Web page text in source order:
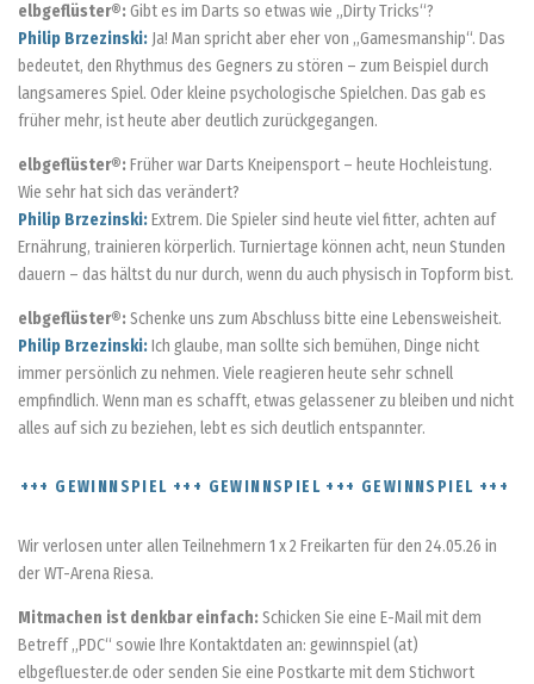
elbgeflüster®: Gibt es im Darts so etwas wie „Dirty Tricks“?
Philip Brzezinski: Ja! Man spricht aber eher von „Gamesmanship“. Das
bedeutet, den Rhythmus des Gegners zu stören – zum Beispiel durch
langsameres Spiel. Oder kleine psychologische Spielchen. Das gab es
früher mehr, ist heute aber deutlich zurückgegangen.
elbgeflüster®: Früher war Darts Kneipensport – heute Hochleistung.
Wie sehr hat sich das verändert?
Philip Brzezinski:Extrem. Die Spieler sind heute viel fitter, achten auf
Ernährung, trainieren körperlich. Turniertage können acht, neun Stunden
dauern – das hältst du nur durch, wenn du auch physisch in Topform bist.
elbgeflüster®: Schenke uns zum Abschluss bitte eine Lebensweisheit.
Philip Brzezinski:Ich glaube, man sollte sich bemühen, Dinge nicht
immer persönlich zu nehmen. Viele reagieren heute sehr schnell
empfindlich. Wenn man es schafft, etwas gelassener zu bleiben und nicht
alles auf sich zu beziehen, lebt es sich deutlich entspannter.
+++ GEWINNSPIEL +++ GEWINNSPIEL +++ GEWINNSPIEL +++
Wir verlosen unter allen Teilnehmern 1 x 2 Freikarten für den 24.05.26 in
der WT-Arena Riesa.
Mitmachen ist denkbar einfach: Schicken Sie eine E-Mail mit dem
Betreff „PDC“ sowie Ihre Kontaktdaten an: gewinnspiel (at)
elbgefluester.de oder senden Sie eine Postkarte mit dem Stichwort